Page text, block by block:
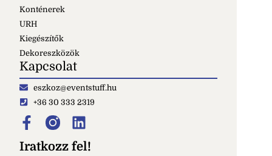
Konténerek
URH
Kiegészítők
Dekoreszközök
Kapcsolat
eszkoz@eventstuff.hu
+36 30 333 2319
Iratkozz fel!